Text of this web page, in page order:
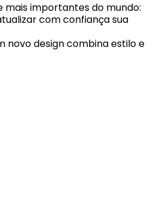
importantes do mundo:
com confiança sua
novo design combina estilo e